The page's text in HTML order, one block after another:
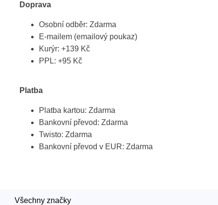
Doprava
Osobní odběr: Zdarma
E-mailem (emailový poukaz)
Kurýr: +139 Kč
PPL: +95 Kč
Platba
Platba kartou: Zdarma
Bankovní převod: Zdarma
Twisto: Zdarma
Bankovní převod v EUR: Zdarma
Všechny značky